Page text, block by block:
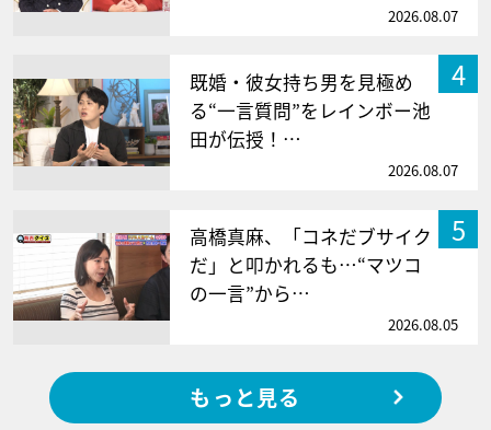
2026.08.07
4
既婚・彼女持ち男を見極め
る“一言質問”をレインボー池
田が伝授！…
2026.08.07
5
高橋真麻、「コネだブサイク
だ」と叩かれるも…“マツコ
の一言”から…
2026.08.05
もっと見る